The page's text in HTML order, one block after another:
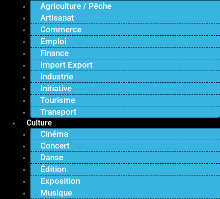
Agriculture / Pêche
Artisanat
Commerce
Emploi
Finance
Import Export
Industrie
Initiative
Tourisme
Transport
Culture
Cinéma
Concert
Danse
Édition
Exposition
Musique